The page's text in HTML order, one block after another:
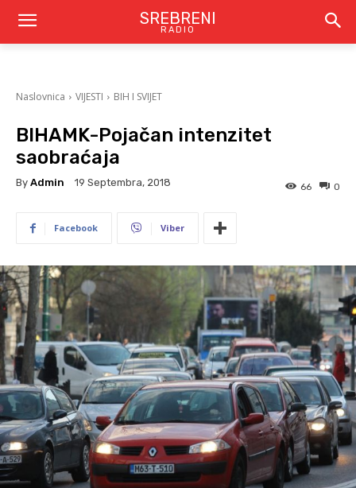
SREBRENI
RADIO
Naslovnica VIJESTI BIH I SVIJET
BIHAMK-Pojačan intenzitet
saobraćaja
By Admin 19 Septembra, 2018 0
66
Facebook Viber